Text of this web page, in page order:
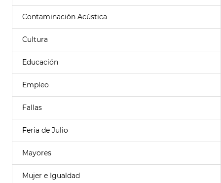
Contaminación Acústica
Cultura
Educación
Empleo
Fallas
Feria de Julio
Mayores
Mujer e Igualdad